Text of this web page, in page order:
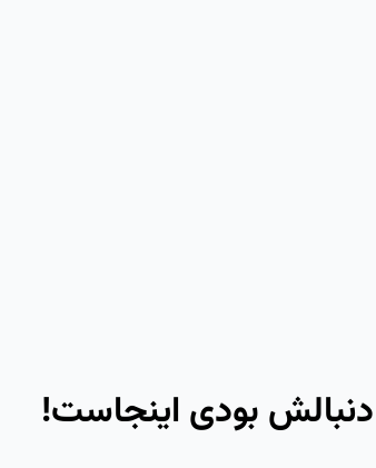
دنبالش بودی اینجاست!